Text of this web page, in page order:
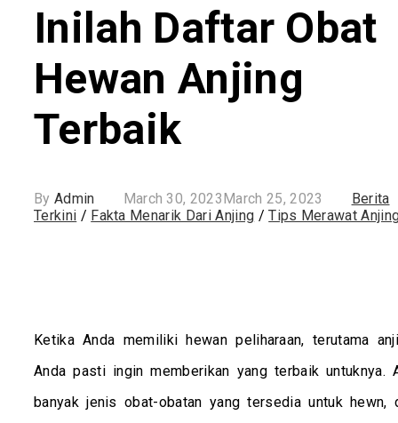
Inilah Daftar Obat
Hewan Anjing
Terbaik
By Admin March 30, 2023March 25, 2023
Berita
Terkini / Fakta Menarik Dari Anjing /Tips Merawat
Ketika Anda memiliki hewan peliharaan, terutama
Anda pasti ingin memberikan yang terbaik untuknya.
banyak jenis obat-obatan yang tersedia untuk hewn,